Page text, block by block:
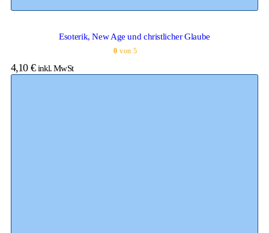
Esoterik, New Age und christlicher Glaube
0 von 5
4,10 € inkl. MwSt